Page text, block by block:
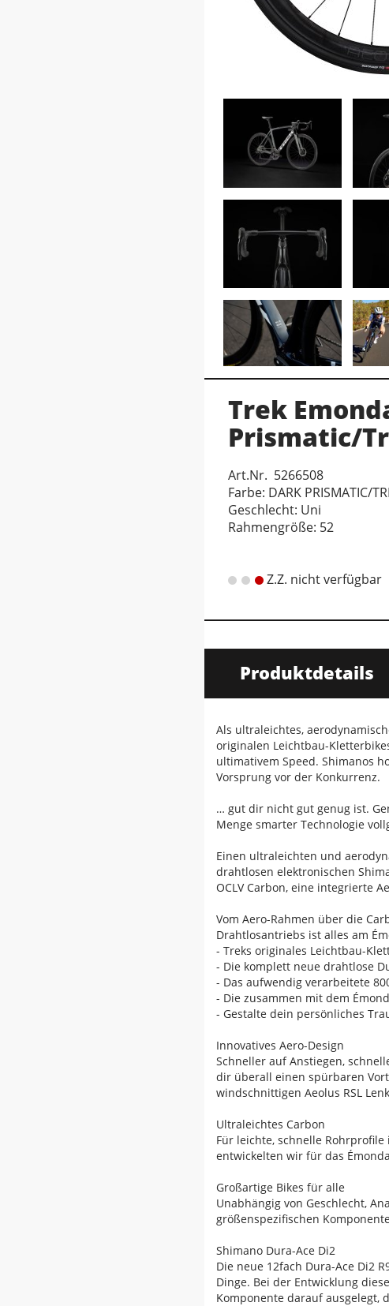
Trek
Prismatic/
Art.Nr. 5266508
Farbe: DARK PRISMATIC/
Geschlecht: Uni
Rahmengröße: 52
Z.Z. nicht verfügbar
Produktdetails
Als ultraleichtes,
originalen Leichtbau-
ultimativem Speed. Shimanos
Vorsprung vor der Konkurrenz.
… gut dir nicht gut genug ist.
Menge smarter Technologie
Einen ultraleichten und
drahtlosen elektronischen
OCLV Carbon, eine integrierte
Vom Aero-Rahmen über die
Drahtlosantriebs ist alles am
- Treks originales Leichtbau-
- Die komplett neue drahtlose
- Das aufwendig verarbeitete
- Die zusammen mit dem
- Gestalte dein persönliches
Innovatives Aero-Design
Schneller auf Anstiegen,
dir überall einen spürbaren
windschnittigen Aeolus RSL
Ultraleichtes Carbon
Für leichte, schnelle
entwickelten wir für das
Großartige Bikes für alle
Unabhängig von Geschlecht,
größenspezifischen
Shimano Dura-Ace Di2
Die neue 12fach Dura-Ace Di2
Dinge. Bei der Entwicklung
Komponente darauf ausgelegt,